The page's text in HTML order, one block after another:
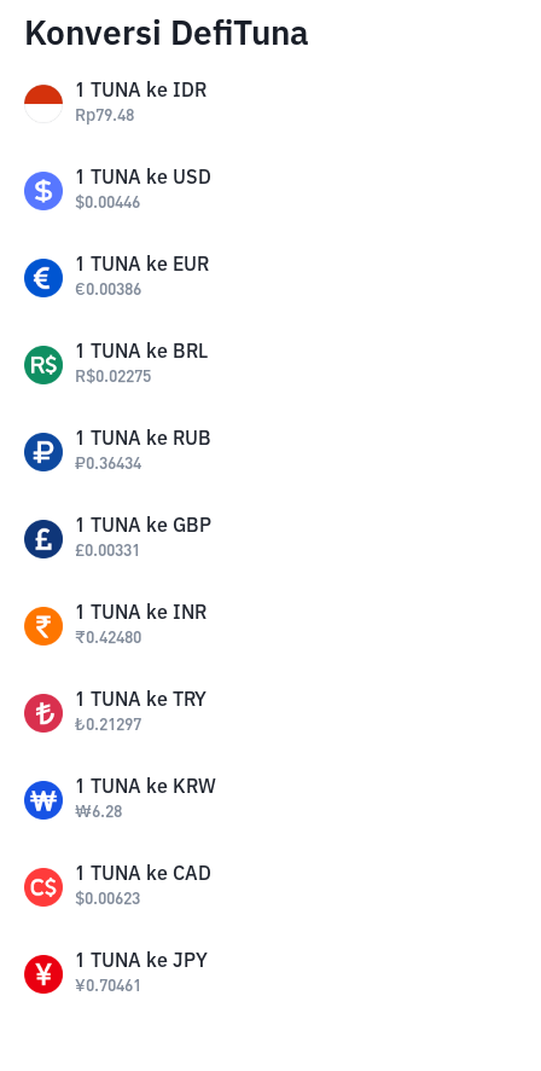
Konversi DefiTuna
1 TUNA ke IDR
Rp79.48
1 TUNA ke USD
$0.00446
1 TUNA ke EUR
€0.00386
1 TUNA ke BRL
R$0.02275
1 TUNA ke RUB
₽0.36434
1 TUNA ke GBP
£0.00331
1 TUNA ke INR
₹0.42480
1 TUNA ke TRY
₺0.21297
1 TUNA ke KRW
₩6.28
1 TUNA ke CAD
$0.00623
1 TUNA ke JPY
¥0.70461